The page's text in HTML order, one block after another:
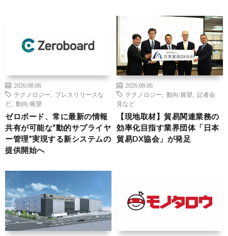
2026.08.06
テクノロジー
プレスリリースな
ど
動向/展望
ゼロボード、常に最新の情報
共有が可能な“動的サプライヤ
ー管理”実現する新システムの
提供開始へ
2026.08.06
テクノロジー
動向/展望
記者会
見など
【現地取材】貿易関連業務の
効率化目指す業界団体「日本
貿易DX協会」が発足